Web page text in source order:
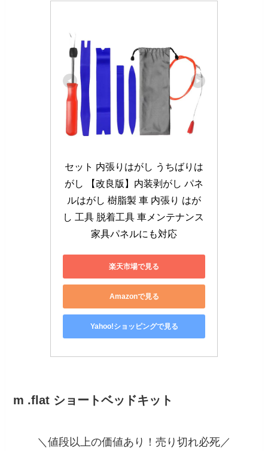
セット 内張りはがし うちばりは
がし 【改良版】内装剥がし パネ
ルはがし 樹脂製 車 内張り はが
し 工具 脱着工具 車メンテナンス
家具パネルにも対応
楽天市場で見る
Amazonで見る
Yahoo!ショッピングで見る
m .flat ショートベッドキット
＼値段以上の価値あり！売り切れ必死／